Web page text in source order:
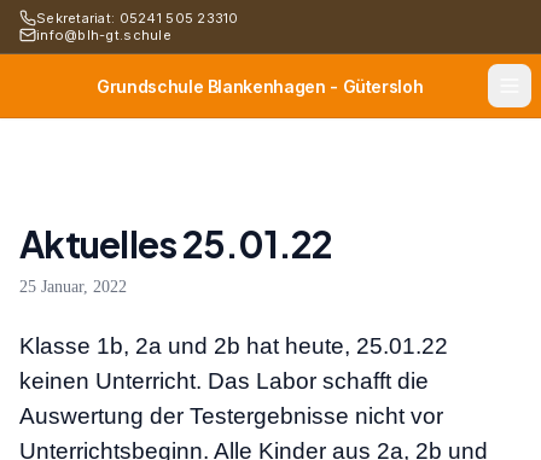
Sekretariat: 05241 505 23310
info@blh-gt.schule
Grundschule Blankenhagen - Gütersloh
Aktuelles 25.01.22
25 Januar, 2022
Klasse 1b, 2a und 2b hat heute, 25.01.22
keinen Unterricht. Das Labor schafft die
Auswertung der Testergebnisse nicht vor
Unterrichtsbeginn. Alle Kinder aus 2a, 2b und